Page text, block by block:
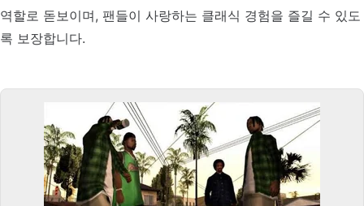
역할로 돋보이며, 팬들이 사랑하는 클래식 경험을 즐길 수 있도
록 보장합니다.